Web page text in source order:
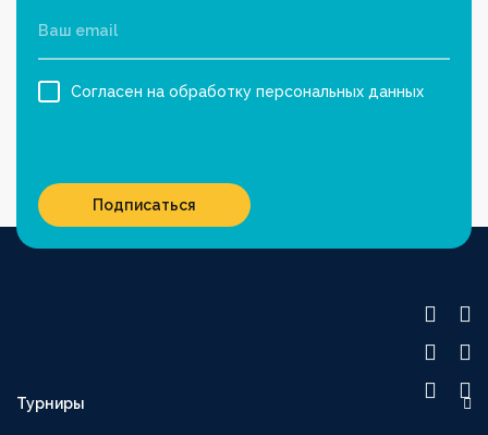
Турниры
Согласен на обработку персональных данных
Подписаться